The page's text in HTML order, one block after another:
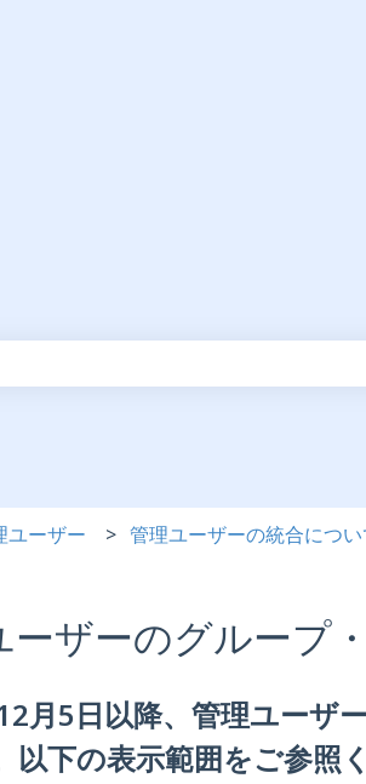
ユーザー 管理ユーザーの統合につい
ーザーのグループ
月5日以降、管理ユーザ
以下の表示範囲をご参照